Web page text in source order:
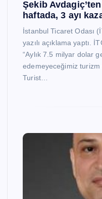
Şekib
haftada, 3 ayı
İstanbul Ticaret Odası
yazılı açıklama yaptı.
“Aylık 7.5 milyar dolar
edemeyeceğimiz turizm
Turist…